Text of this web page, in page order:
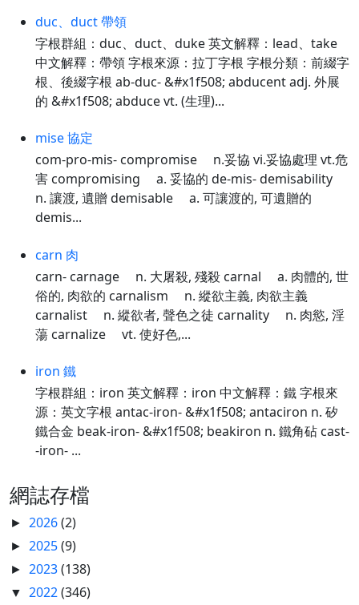
duc、duct 帶領
字根群組：duc、duct、duke 英文解釋：lead、take
中文解釋：帶領 字根來源：拉丁字根 字根分類：前綴字
根、後綴字根 ab-duc- &#x1f508; abducent adj. 外展
的 &#x1f508; abduce vt. (生理)...
mise 協定
com-pro-mis- compromise n.妥協 vi.妥協處理 vt.危
害 compromising a. 妥協的 de-mis- demisability
n. 讓渡, 遺贈 demisable a. 可讓渡的, 可遺贈的
demis...
carn 肉
carn- carnage n. 大屠殺, 殘殺 carnal a. 肉體的, 世
俗的, 肉欲的 carnalism n. 縱欲主義, 肉欲主義
carnalist n. 縱欲者, 聲色之徒 carnality n. 肉慾, 淫
蕩 carnalize vt. 使好色,...
iron 鐵
字根群組：iron 英文解釋：iron 中文解釋：鐵 字根來
源：英文字根 antac-iron- &#x1f508; antaciron n. 矽
鐵合金 beak-iron- &#x1f508; beakiron n. 鐵角砧 cast-
-iron- ...
網誌存檔
► 2026(2)
► 2025(9)
► 2023(138)
▼ 2022(346)